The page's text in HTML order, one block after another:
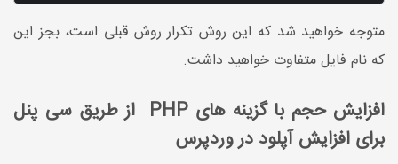
متوجه خواهید شد که این روش تکرار روش قبلی است، بجز این
که نام فایل متفاوت خواهید داشت.
افزایش حجم با گزینه های PHP از طریق سی پنل
برای افزایش آپلود در وردپرس